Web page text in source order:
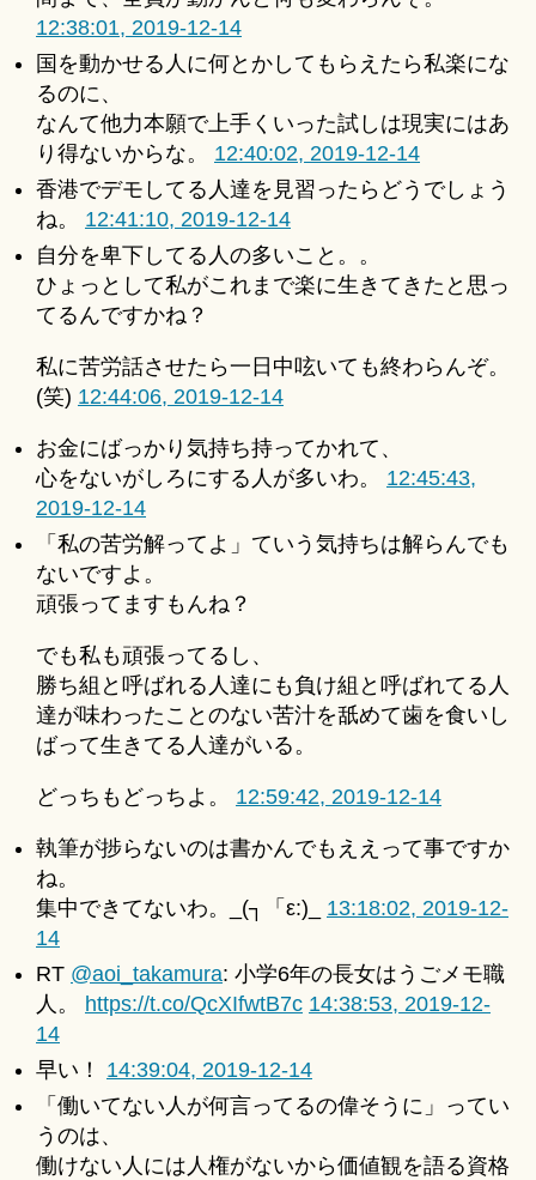
12:38:01, 2019-12-14
国を動かせる人に何とかしてもらえたら私楽にな
るのに、
なんて他力本願で上手くいった試しは現実にはあ
り得ないからな。 12:40:02, 2019-12-14
香港でデモしてる人達を見習ったらどうでしょう
ね。 12:41:10, 2019-12-14
自分を卑下してる人の多いこと。。
ひょっとして私がこれまで楽に生きてきたと思っ
てるんですかね？
私に苦労話させたら一日中呟いても終わらんぞ。
(笑) 12:44:06, 2019-12-14
お金にばっかり気持ち持ってかれて、
心をないがしろにする人が多いわ。 12:45:43,
2019-12-14
「私の苦労解ってよ」ていう気持ちは解らんでも
ないですよ。
頑張ってますもんね？
でも私も頑張ってるし、
勝ち組と呼ばれる人達にも負け組と呼ばれてる人
達が味わったことのない苦汁を舐めて歯を食いし
ばって生きてる人達がいる。
どっちもどっちよ。 12:59:42, 2019-12-14
執筆が捗らないのは書かんでもええって事ですか
ね。
集中できてないわ。_(┐「ε:)_ 13:18:02, 2019-12-
14
RT @aoi_takamura: 小学6年の長女はうごメモ職
人。 https://t.co/QcXIfwtB7c 14:38:53, 2019-12-
14
早い！ 14:39:04, 2019-12-14
「働いてない人が何言ってるの偉そうに」ってい
うのは、
働けない人には人権がないから価値観を語る資格